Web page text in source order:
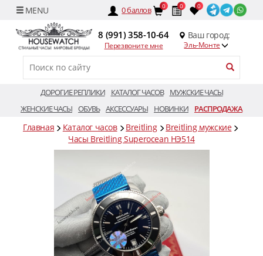
0баллов 0 0 0
8 (991) 358-10-64
Перезвоните мне
Ваш город:
Эль-Монте
ДОРОГИЕ РЕПЛИКИ КАТАЛОГ ЧАСОВ
МУЖСКИЕ ЧАСЫ
ЖЕНСКИЕ ЧАСЫ ОБУВЬ АКСЕССУАРЫ НОВИНКИ РАСПРОДАЖА
Главная Каталог часов Breitling
Breitling мужские
Часы Breitling Superocean HЭ514